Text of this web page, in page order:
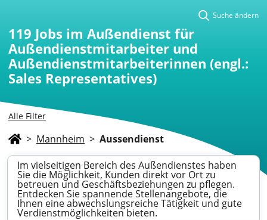
Alle Filter
Suche ändern
119 Jobs im Außendienst für
Außendienstmitarbeiter und
Außendienstmitarbeiterinnen (engl.:
Sales Representatives)
> Mannheim > Aussendienst
Im vielseitigen Bereich des Außendienstes haben
Sie die Möglichkeit, Kunden direkt vor Ort zu
betreuen und Geschäftsbeziehungen zu pflegen.
Entdecken Sie spannende Stellenangebote, die
Ihnen eine abwechslungsreiche Tätigkeit und gute
Verdienstmöglichkeiten bieten.